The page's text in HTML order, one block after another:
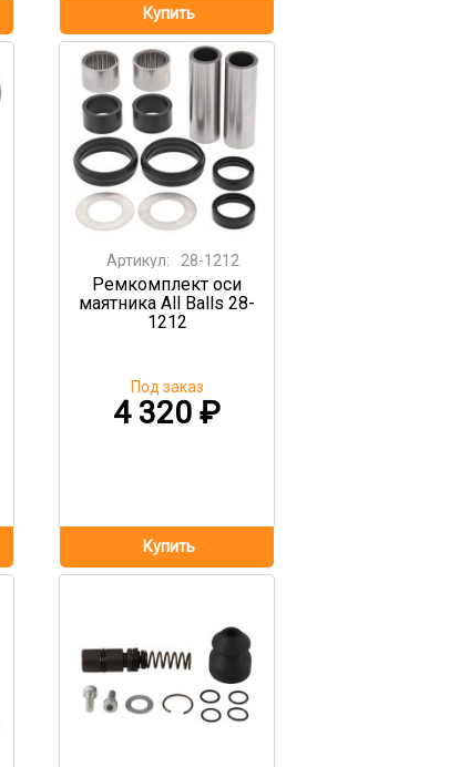
Артикул: 28-1212
Ремкомплект оси
маятника All Balls 28-
1212
4 320 ₽
Под заказ